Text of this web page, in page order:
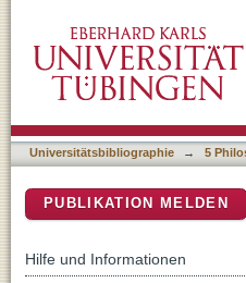
am Oberrhein
Universitätsbibliographie → 5
PUBLIKATION MELDEN
Hilfe und Informationen